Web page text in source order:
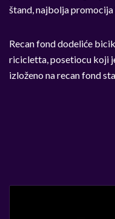
štand, najbolja
Recan fond dodeliće
ricicletta, posetiocu koji
izloženo na recan fond